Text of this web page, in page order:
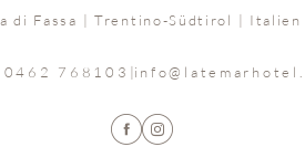
di Fassa | Trentino-Südtirol | Italien
768103 |info@ latemarhotel.